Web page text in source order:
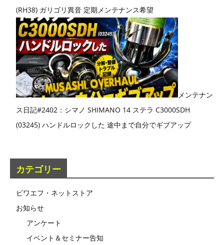
(RH38) ガリゴリ異音 定期メンテナンス希望
メンテナン
ス日記#2402：シマノ SHIMANO 14 ステラ C3000SDH
(03245) ハンドルロックした 途中まで自分でギブアップ
カテゴリー
ビワエフ・ネットストア
お知らせ
アンケート
イベント＆セミナー告知